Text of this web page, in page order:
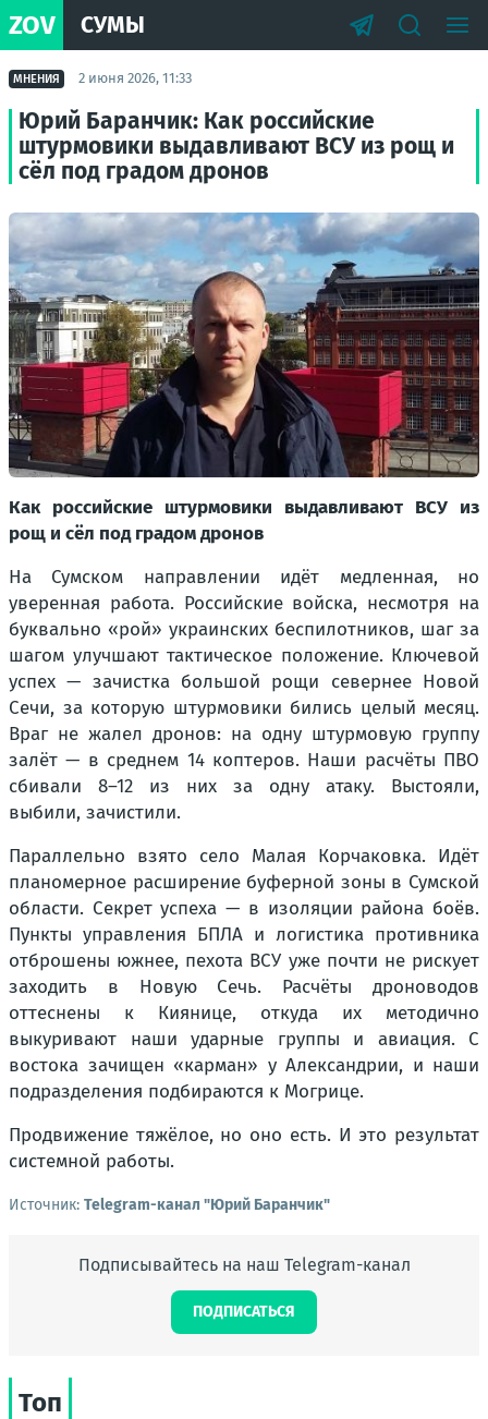
ZOV СУМЫ
МНЕНИЯ 2 июня 2026, 11:33
Юрий Баранчик: Как российские
штурмовики выдавливают ВСУ из рощ и
сёл под градом дронов
Как российские штурмовики выдавливают ВСУ из
рощ и сёл под градом дронов
На Сумском направлении идёт медленная, но
уверенная работа. Российские войска, несмотря на
буквально «рой» украинских беспилотников, шаг за
шагом улучшают тактическое положение. Ключевой
успех — зачистка большой рощи севернее Новой
Сечи, за которую штурмовики бились целый месяц.
Враг не жалел дронов: на одну штурмовую группу
залёт — в среднем 14 коптеров. Наши расчёты ПВО
сбивали 8–12 из них за одну атаку. Выстояли,
выбили, зачистили.
Параллельно взято село Малая Корчаковка. Идёт
планомерное расширение буферной зоны в Сумской
области. Секрет успеха — в изоляции района боёв.
Пункты управления БПЛА и логистика противника
отброшены южнее, пехота ВСУ уже почти не рискует
заходить в Новую Сечь. Расчёты дроноводов
оттеснены к Киянице, откуда их методично
выкуривают наши ударные группы и авиация. С
востока зачищен «карман» у Александрии, и наши
подразделения подбираются к Могрице.
Продвижение тяжёлое, но оно есть. И это результат
системной работы.
Источник: Telegram-канал "Юрий Баранчик"
Подписывайтесь на наш Telegram-канал
ПОДПИСАТЬСЯ
Топ